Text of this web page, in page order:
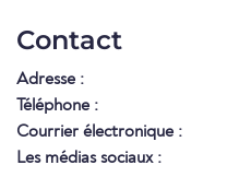
Contact
Adresse :
Téléphone :
Courrier électronique :
Les médias sociaux :